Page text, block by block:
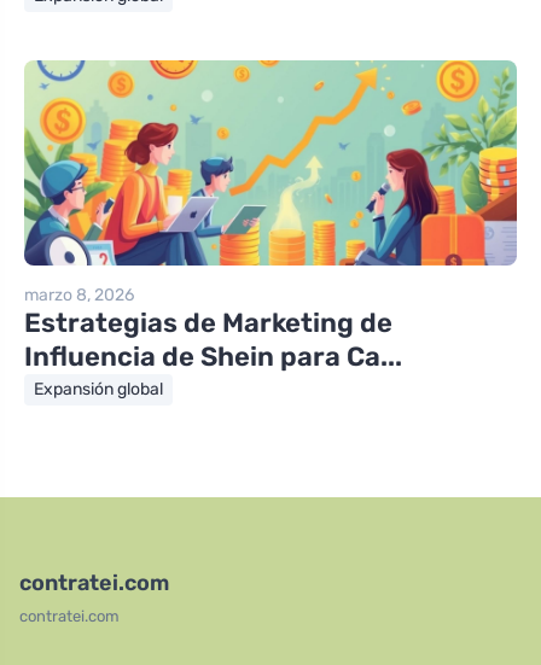
marzo 8, 2026
Estrategias de Marketing de
Influencia de Shein para Ca...
Expansión global
contratei.com
contratei.com